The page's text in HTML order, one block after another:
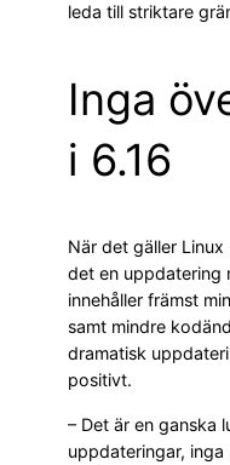
leda till striktare
Inga
i 6.16
När det gäller
det en uppdatering
innehåller främst
samt mindre
dramatisk
positivt.
– Det är en ganska
uppdateringar,